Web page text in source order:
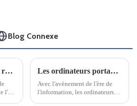
Blog Connexe
Ordinateur portable robuste Univitech C159 pour le système de détection EMR
l'air
Les ordinateurs portables renforcés nationaux sont-ils fiables ?
Avec l'avènement de l'ère de
l'information, les ordinateurs